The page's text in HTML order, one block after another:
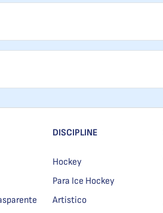
DISCIPLINE
Hockey
Para Ice Hockey
Artistico